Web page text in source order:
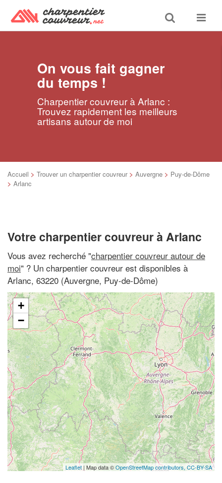
Toggle
search
Toggle
On vous fait gagner
du temps !
Charpentier couvreur à Arlanc :
Trouvez rapidement les meilleurs
artisans autour de moi
Accueil > Trouver un charpentier couvreur > Auvergne > Puy-de-Dôme
> Arlanc
Votre charpentier couvreur à Arlanc
Vous avez recherché "charpentier couvreur autour de
moi" ? Un charpentier couvreur est disponibles à
Arlanc, 63220 (Auvergne, Puy-de-Dôme)
+
−
Leaflet | Map data ©OpenStreetMap contributors, CC-BY-SA